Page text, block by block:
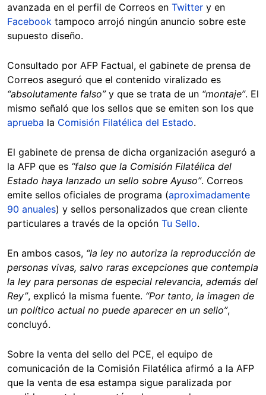
avanzada en el perfil de Correos en Twitter y en
Facebook tampoco arrojó ningún anuncio sobre este
supuesto diseño.
Consultado por AFP Factual, el gabinete de prensa de
Correos aseguró que el contenido viralizado es
“absolutamente falso”y que se trata de un “montaje”. El
mismo señaló que los sellos que se emiten son los que
aprueba la Comisión Filatélica del Estado.
El gabinete de prensa de dicha organización aseguró a
la AFP que es “falso que la Comisión Filatélica del
Estado haya lanzado un sello sobre Ayuso”. Correos
emite sellos oficiales de programa (aproximadamente
90 anuales) y sellos personalizados que crean cliente
particulares a través de la opción Tu Sello.
En ambos casos, “la ley no autoriza la reproducción de
personas vivas, salvo raras excepciones que contempla
la ley para personas de especial relevancia, además del
Rey”, explicó la misma fuente. “Por tanto, la imagen de
un político actual no puede aparecer en un sello”,
concluyó.
Sobre la venta del sello del PCE, el equipo de
comunicación de la Comisión Filatélica afirmó a la AFP
que la venta de esa estampa sigue paralizada por